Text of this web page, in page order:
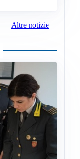
Altre notizie